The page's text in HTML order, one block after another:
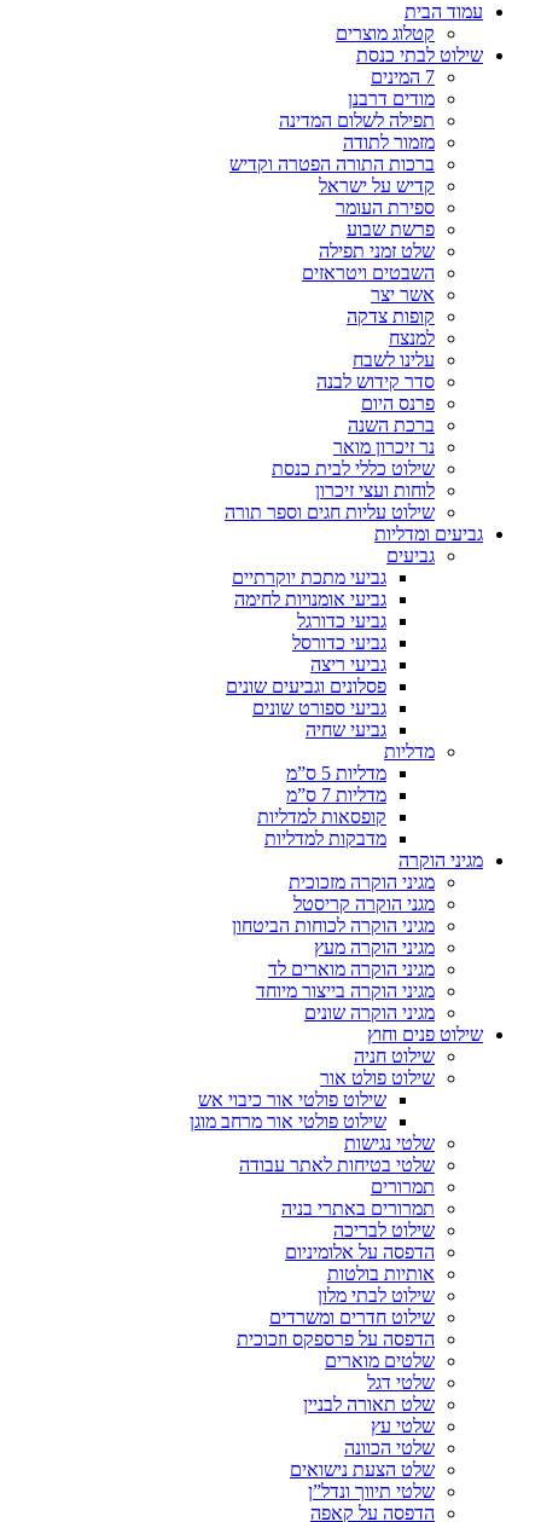
עמוד הבית
קטלוג מוצרים
שילוט לבתי כנסת
7 המינים
מודים דרבנן
תפילה לשלום המדינה
מזמור לתודה
ברכות התורה הפטרה וקדיש
קדיש על ישראל
ספירת העומר
פרשת שבוע
שלט זמני תפילה
השבטים ויטראזים
אשר יצר
קופות צדקה
למנצח
עלינו לשבח
סדר קידוש לבנה
פרנס היום
ברכת השנה
נר זיכרון מואר
שילוט כללי לבית כנסת
לוחות ועצי זיכרון
שילוט עליות חגים וספר תורה
גביעים ומדליות
גביעים
גביעי מתכת יוקרתיים
גביעי אומנויות לחימה
גביעי כדורגל
גביעי כדורסל
גביעי ריצה
פסלונים וגביעים שונים
גביעי ספורט שונים
גביעי שחיה
מדליות
מדליות 5 ס”מ
מדליות 7 ס”מ
קופסאות למדליות
מדבקות למדליות
מגיני הוקרה
מגיני הוקרה מזכוכית
מגני הוקרה קריסטל
מגיני הוקרה לכוחות הביטחון
מגיני הוקרה מעץ
מגיני הוקרה מוארים לד
מגיני הוקרה בייצור מיוחד
מגיני הוקרה שונים
שילוט פנים וחוץ
שילוט חניה
שילוט פולט אור
שילוט פולטי אור כיבוי אש
שילוט פולטי אור מרחב מוגן
שלטי נגישות
שלטי בטיחות לאתר עבודה
תמרורים
תמרורים באתרי בניה
שילוט לבריכה
הדפסה על אלומיניום
אותיות בולטות
שילוט לבתי מלון
שילוט חדרים ומשרדים
הדפסה על פרספקס וזכוכית
שלטים מוארים
שלטי דגל
שלט תאורה לבניין
שלטי עץ
שלטי הכוונה
שלט הצעת נישואים
שלטי תיווך ונדל”ן
הדפסה על קאפה